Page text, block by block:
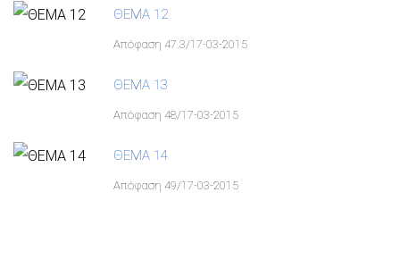
ΘΕΜΑ 12
Απόφαση 47.3/17-03-2015
ΘΕΜΑ 13
Απόφαση 48/17-03-2015
ΘΕΜΑ 14
Απόφαση 49/17-03-2015